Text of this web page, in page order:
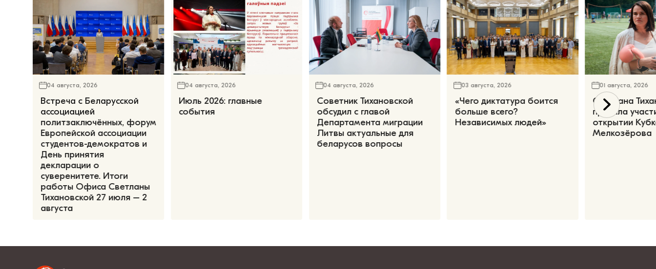
04 августа, 2026
Встреча с Беларусской
ассоциацией
политзаключённых, форум
Европейской ассоциации
студентов-демократов и
День принятия
декларации о
суверенитете. Итоги
работы Офиса Светланы
Тихановской 27 июля – 2
августа
04 августа, 2026
Июль 2026: главные
события
04 августа, 2026
Советник Тихановской
обсудил с главой
Департамента миграции
Литвы актуальные для
беларусов вопросы
03 августа, 2026
«Чего диктатура боится
больше всего?
Независимых людей»
01 августа, 2026
Светлана
приняла
открытии
Мелкозёрова